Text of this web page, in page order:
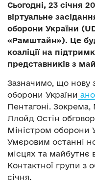
Сьогодні, 23 січня
віртуальне
оборони України
«Рамштайн»). Це
коаліції на
представників з
Зазначимо, що нову
оборони України
Пентагоні.
Ллойд Остін
Міністром оборони
Умєровим останні
місцях та майбутнє
Контактної групи з
січня.